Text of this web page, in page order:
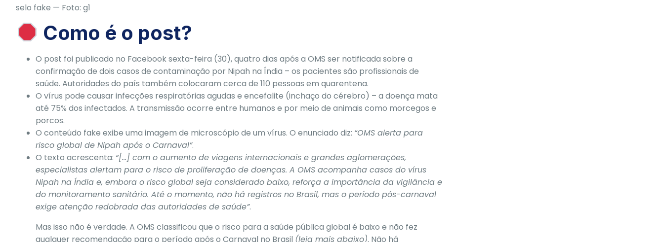
selo fake — Foto: g1
Como é o post?
O post foi publicado no Facebook sexta-feira (30), quatro dias após a OMS ser notificada sobre a
confirmação de dois casos de contaminação por Nipah na Índia – os pacientes são profissionais de
saúde. Autoridades do país também colocaram cerca de 110 pessoas em quarentena.
O vírus pode causar infecções respiratórias agudas e encefalite (inchaço do cérebro) – a doença mata
até 75% dos infectados. A transmissão ocorre entre humanos e por meio de animais como morcegos e
porcos.
O conteúdo fake exibe uma imagem de microscópio de um vírus. O enunciado diz: “OMS alerta para
risco global de Nipah após o Carnaval”.
O texto acrescenta: “[…] com o aumento de viagens internacionais e grandes aglomerações,
especialistas alertam para o risco de proliferação de doenças. A OMS acompanha casos do vírus
Nipah na Índia e, embora o risco global seja considerado baixo, reforça a importância da vigilância e
do monitoramento sanitário. Até o momento, não há registros no Brasil, mas o período pós-carnaval
exige atenção redobrada das autoridades de saúde”.
Mas isso não é verdade. A OMS classificou que o risco para a saúde pública global é baixo e não fez
qualquer recomendação para o período após o Carnaval no Brasil (leia mais abaixo). Não há